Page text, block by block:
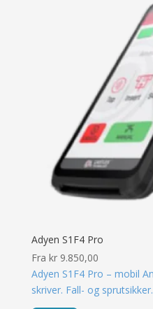
Adyen S1F4 Pro
Fra kr9.850,00
Adyen S1F4 Pro – mobil
skriver. Fall- og sprutsikker.